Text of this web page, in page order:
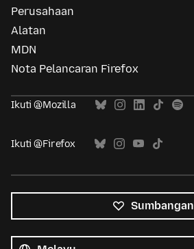
Perusahaan
Alatan
MDN
Nota Pelancaran Firefox
Ikuti @Mozilla
Ikuti @Firefox
Sumbangan
bahasa
Bahasa